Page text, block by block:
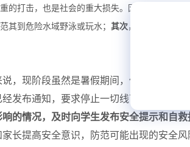
的打击，也是社会的重大损失。因此，加强暑期
其到危险水域野泳或玩水；其次，对孩子加强
，现阶段虽然是暑假期间，但是学生的
发布通知，要求停止一切线下教学活动，
的情况，及时向学生发布安全提示和自
长提高安全意识，防范可能出现的安全风